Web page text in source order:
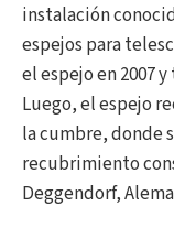
instalación
espejos para
el espejo en 2007
Luego, el espejo
la cumbre, donde
recubrimiento
Deggendorf,